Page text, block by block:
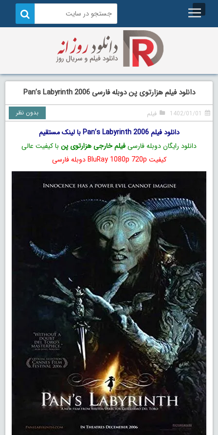
دانلود فیلم هزارتوی پن دوبله فارسی Pan’s Labyrinth 2006
1402/01/01 فیلم بدون نظر
دانلود فیلم Pan’s Labyrinth 2006 با لینک مستقیم
دانلود رایگان دوبله فارسیفیلم خارجی هزارتوی پن با کیفیت عالی
کیفیت BluRay 1080p 720p دوبله فارسی